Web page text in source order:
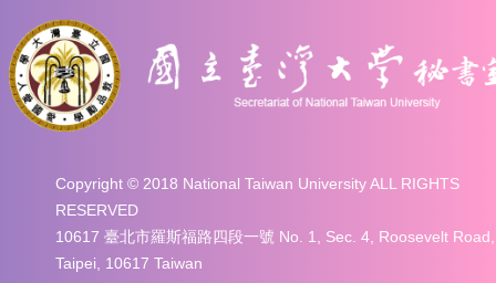
Copyright © 2018 National Taiwan University ALL RIGHTS
RESERVED
10617 臺北市羅斯福路四段一號 No. 1, Sec. 4, Roosevelt Road,
Taipei, 10617 Taiwan